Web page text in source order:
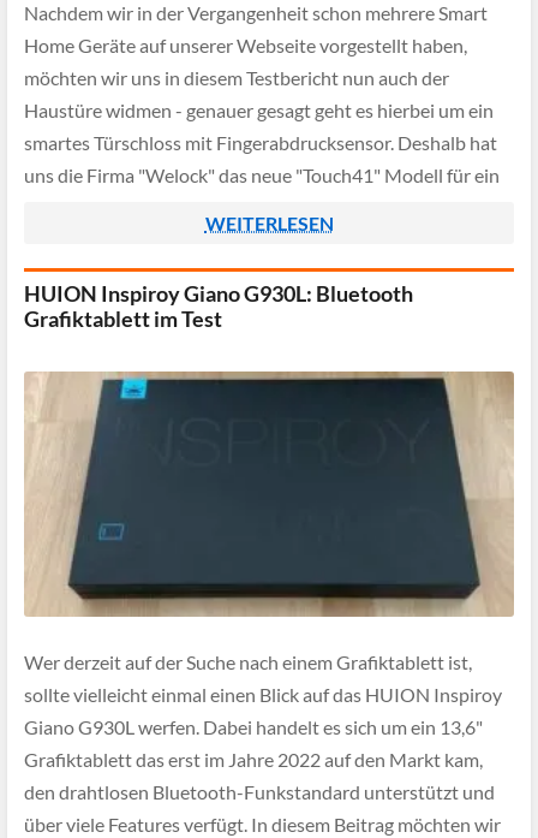
Nachdem wir in der Vergangenheit schon mehrere Smart
Home Geräte auf unserer Webseite vorgestellt haben,
möchten wir uns in diesem Testbericht nun auch der
Haustüre widmen - genauer gesagt geht es hierbei um ein
smartes Türschloss mit Fingerabdrucksensor. Deshalb hat
uns die Firma "Welock" das neue "Touch41" Modell für ein
WEITERLESEN
HUION Inspiroy Giano G930L: Bluetooth
Grafiktablett im Test
Wer derzeit auf der Suche nach einem Grafiktablett ist,
sollte vielleicht einmal einen Blick auf das HUION Inspiroy
Giano G930L werfen. Dabei handelt es sich um ein 13,6"
Grafiktablett das erst im Jahre 2022 auf den Markt kam,
den drahtlosen Bluetooth-Funkstandard unterstützt und
über viele Features verfügt. In diesem Beitrag möchten wir